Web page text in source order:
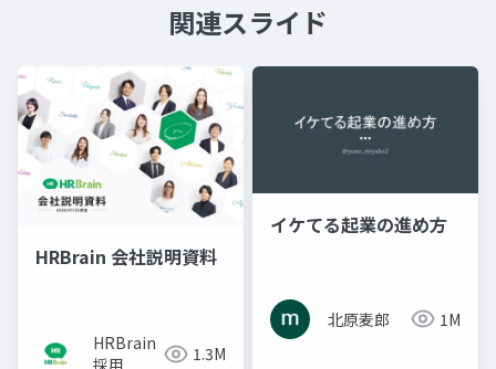
関連スライド
HRBrain 会社説明資料
HRBrain
1.3M
イケてる起業の進め方
北原麦郎 1M